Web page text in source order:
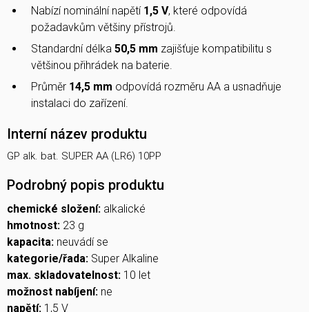
Nabízí nominální napětí 1,5 V, které odpovídá
požadavkům většiny přístrojů.
Standardní délka 50,5 mm zajišťuje kompatibilitu s
většinou přihrádek na baterie.
Průměr 14,5 mm odpovídá rozměru AA a usnadňuje
instalaci do zařízení.
Interní název produktu
GP alk. bat. SUPER AA (LR6) 10PP
Podrobný popis produktu
chemické složení: alkalické
hmotnost: 23 g
kapacita: neuvádí se
kategorie/řada: Super Alkaline
max. skladovatelnost: 10 let
možnost nabíjení: ne
napětí: 1,5 V